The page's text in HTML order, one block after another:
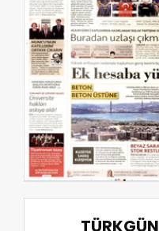
TÜRKGÜN